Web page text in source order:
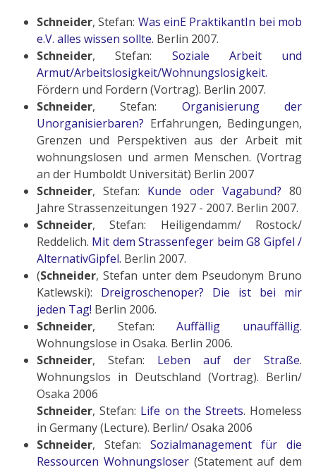
Schneider, Stefan: Was einE PraktikantIn bei mob
e.V. alles wissen sollte. Berlin 2007.
Schneider, Stefan: Soziale Arbeit und
Armut/Arbeitslosigkeit/Wohnungslosigkeit.
Fördern und Fordern (Vortrag). Berlin 2007.
Schneider, Stefan: Organisierung der
Unorganisierbaren? Erfahrungen, Bedingungen,
Grenzen und Perspektiven aus der Arbeit mit
wohnungslosen und armen Menschen. (Vortrag
an der Humboldt Universität) Berlin 2007
Schneider, Stefan: Kunde oder Vagabund? 80
Jahre Strassenzeitungen 1927 - 2007. Berlin 2007.
Schneider, Stefan: Heiligendamm/ Rostock/
Reddelich. Mit dem Strassenfeger beim G8 Gipfel /
AlternativGipfel. Berlin 2007.
(Schneider, Stefan unter dem Pseudonym Bruno
Katlewski): Dreigroschenoper? Die ist bei mir
jeden Tag! Berlin 2006.
Schneider, Stefan:Auffällig unauffällig.
Wohnungslose in Osaka. Berlin 2006.
Schneider, Stefan: Leben auf der Straße.
Wohnungslos in Deutschland (Vortrag). Berlin/
Osaka 2006
Schneider, Stefan: Life on the Streets. Homeless
in Germany (Lecture). Berlin/ Osaka 2006
Schneider, Stefan: Sozialmanagement für die
Ressourcen Wohnungsloser(Statement auf dem